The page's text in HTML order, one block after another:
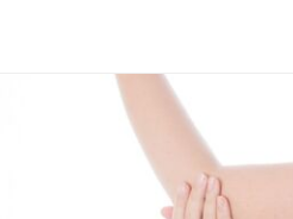
セルフケアアドバイス